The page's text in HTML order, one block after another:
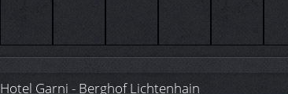
Hotel Garni - Berghof Lichtenhain